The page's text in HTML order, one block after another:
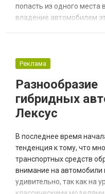
попасть из одного места
владение автомобилем
уметь управлять
пройдя соответствующие
Самостоятельное
Реклама
Разнообразие
гибридных
Лексус
В последнее время
тенденция к тому, что
транспортных средств
внимание на автомобили
удивительно, так как на